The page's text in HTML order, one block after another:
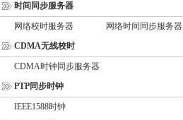
时间同步服务器
网络校时服务器
网络时间同步服务器
CDMA无线校时
CDMA时钟同步服务器
PTP同步时钟
IEEE1588时钟